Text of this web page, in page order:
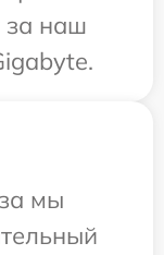
за наш
мы